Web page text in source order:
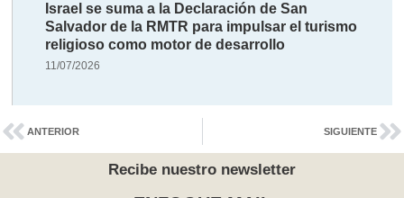
Israel se suma a la Declaración de San
Salvador de la RMTR para impulsar el turismo
religioso como motor de desarrollo
11/07/2026
ANTERIOR SIGUIENTE
Recibe nuestro newsletter